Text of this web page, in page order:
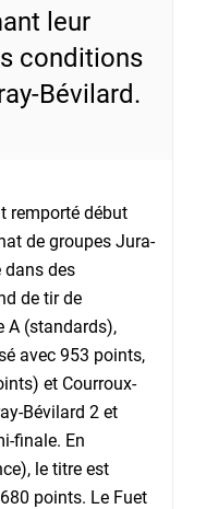
leur
conditions
Bévilard.
remporté début
de groupes Jura-
dans des
de tir de
A (standards),
avec 953 points,
et Courroux-
Bévilard 2 et
finale. En
le titre est
points. Le Fuet